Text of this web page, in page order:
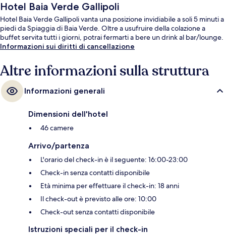
Hotel Baia Verde Gallipoli
Hotel Baia Verde Gallipoli vanta una posizione invidiabile a soli 5 minuti a
piedi da Spiaggia di Baia Verde. Oltre a usufruire della colazione a
buffet servita tutti i giorni, potrai fermarti a bere un drink al bar/lounge.
Informazioni sui diritti di cancellazione
Altre informazioni sulla struttura
Informazioni generali
Dimensioni dell'hotel
46 camere
Arrivo/partenza
L'orario del check-in è il seguente: 16:00-23:00
Check-in senza contatti disponibile
Età minima per effettuare il check-in: 18 anni
Il check-out è previsto alle ore: 10:00
Check-out senza contatti disponibile
Istruzioni speciali per il check-in